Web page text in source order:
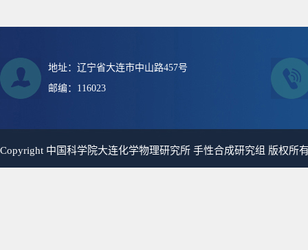
地址：辽宁省大连市中山路457号
邮编：116023
Copyright 中国科学院大连化学物理研究所 手性合成研究组 版权所